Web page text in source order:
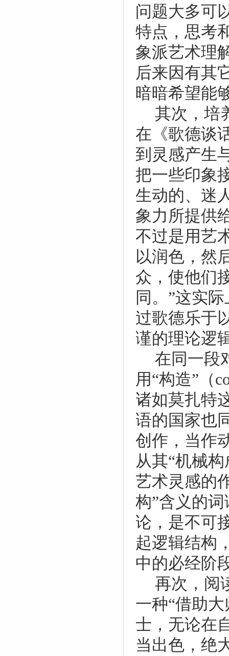
问题大多可
特点，思考
象派艺术理
后来因有其
暗暗希望能
其次，培
在《歌德谈
到灵感产生
把一些印象
生动的、迷
象力所提供
不过是用艺
以润色，然
众，使他们
同。”这实
过歌德乐于
谨的理论逻
在同一段
用“构造”（
诸如莫扎特
语的国家也
创作，当作
从其“机械
艺术灵感的
构”含义的
论，是不可
起逻辑结构
中的必经阶
再次，阅
一种“借助
士，无论在
当出色，绝